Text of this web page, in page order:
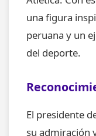
una figura
peruana y un
del deporte.
El presidente
su admiración